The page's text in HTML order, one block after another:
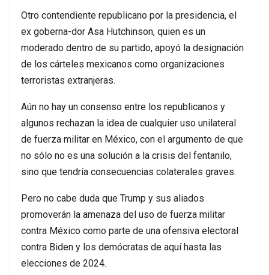
Otro contendiente republicano por la presidencia, el
ex goberna-dor Asa Hutchinson, quien es un
moderado dentro de su partido, apoyó la designación
de los cárteles mexicanos como organizaciones
terroristas extranjeras.
Aún no hay un consenso entre los republicanos y
algunos rechazan la idea de cualquier uso unilateral
de fuerza militar en México, con el argumento de que
no sólo no es una solución a la crisis del fentanilo,
sino que tendría consecuencias colaterales graves.
Pero no cabe duda que Trump y sus aliados
promoverán la amenaza del uso de fuerza militar
contra México como parte de una ofensiva electoral
contra Biden y los demócratas de aquí hasta las
elecciones de 2024.